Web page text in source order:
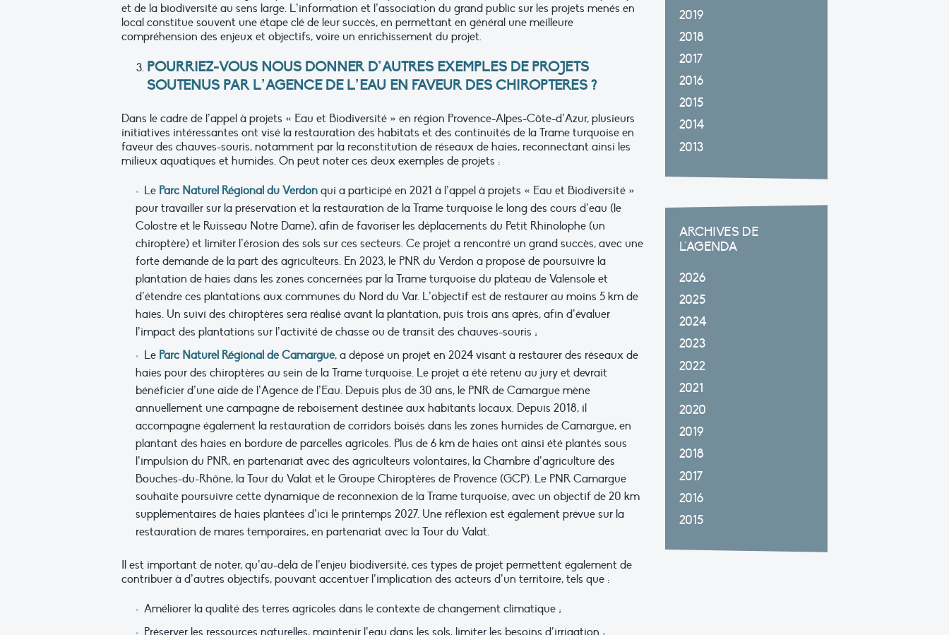
et de la biodiversité au sens large. L’information et l’association du grand public sur les projets menés en
local constitue souvent une étape clé de leur succès, en permettant en général une meilleure
compréhension des enjeux et objectifs, voire un enrichissement du projet.
POURRIEZ-VOUS NOUS DONNER D’AUTRES EXEMPLES DE PROJETS
SOUTENUS PAR L’AGENCE DE L’EAU EN FAVEUR DES CHIROPTERES ?
Dans le cadre de l’appel à projets « Eau et Biodiversité » en région Provence-Alpes-Côte-d’Azur, plusieurs
initiatives intéressantes ont visé la restauration des habitats et des continuités de la Trame turquoise en
faveur des chauves-souris, notamment par la reconstitution de réseaux de haies, reconnectant ainsi les
milieux aquatiques et humides. On peut noter ces deux exemples de projets :
Le Parc Naturel Régional du Verdon qui a participé en 2021 à l’appel à projets « Eau et Biodiversité »
pour travailler sur la préservation et la restauration de la Trame turquoise le long des cours d’eau (le
Colostre et le Ruisseau Notre Dame), afin de favoriser les déplacements du Petit Rhinolophe (un
chiroptère) et limiter l’érosion des sols sur ces secteurs. Ce projet a rencontré un grand succès, avec une
forte demande de la part des agriculteurs. En 2023, le PNR du Verdon a proposé de poursuivre la
plantation de haies dans les zones concernées par la Trame turquoise du plateau de Valensole et
d’étendre ces plantations aux communes du Nord du Var. L’objectif est de restaurer au moins 5 km de
haies. Un suivi des chiroptères sera réalisé avant la plantation, puis trois ans après, afin d’évaluer
l’impact des plantations sur l’activité de chasse ou de transit des chauves-souris ;
Le Parc Naturel Régional de Camargue, a déposé un projet en 2024 visant à restaurer des réseaux de
haies pour des chiroptères au sein de la Trame turquoise. Le projet a été retenu au jury et devrait
bénéficier d’une aide de l’Agence de l’Eau. Depuis plus de 30 ans, le PNR de Camargue mène
annuellement une campagne de reboisement destinée aux habitants locaux. Depuis 2018, il
accompagne également la restauration de corridors boisés dans les zones humides de Camargue, en
plantant des haies en bordure de parcelles agricoles. Plus de 6 km de haies ont ainsi été plantés sous
l’impulsion du PNR, en partenariat avec des agriculteurs volontaires, la Chambre d’agriculture des
Bouches-du-Rhône, la Tour du Valat et le Groupe Chiroptères de Provence (GCP). Le PNR Camargue
souhaite poursuivre cette dynamique de reconnexion de la Trame turquoise, avec un objectif de 20 km
supplémentaires de haies plantées d’ici le printemps 2027. Une réflexion est également prévue sur la
restauration de mares temporaires, en partenariat avec la Tour du Valat.
Il est important de noter, qu’au-delà de l’enjeu biodiversité, ces types de projet permettent également de
contribuer à d’autres objectifs, pouvant accentuer l’implication des acteurs d’un territoire, tels que :
Améliorer la qualité des terres agricoles dans le contexte de changement climatique ;
Préserver les ressources naturelles, maintenir l’eau dans les sols, limiter les besoins d’irrigation ;
2019
2018
2017
2016
2015
2014
2013
ARCHIVES DE
L'AGENDA
2026
2025
2024
2023
2022
2021
2020
2019
2018
2017
2016
2015